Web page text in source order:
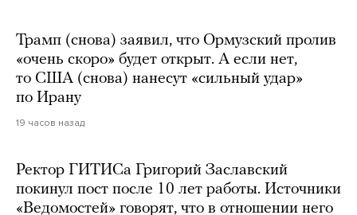
Трамп (снова) заявил, что Ормузский пролив
«очень скоро» будет открыт. А если нет,
то США (снова) нанесут «сильный удар»
по Ирану
19 часов назад
Ректор ГИТИСа Григорий Заславский
покинул пост после 10 лет работы. Источники
«Ведомостей» говорят, что в отношении него